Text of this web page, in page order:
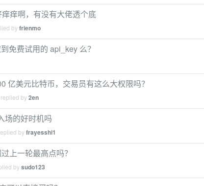
痒啊，有没有大佬透个底
byfrienmo
免费试用的 api_key 么？
亿美元比特币，交易员有这么大权限吗？
by2en
场的好时机吗
byfrayesshi1
上一轮最高点吗？
bysudo123